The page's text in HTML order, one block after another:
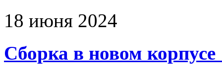
18 июня 2024
Сборка в новом